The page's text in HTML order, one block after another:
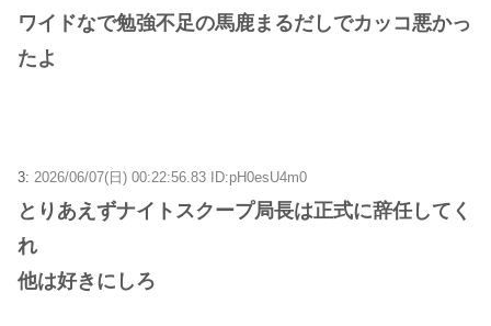
ワイドなで勉強不足の馬鹿まるだしでカッコ悪かっ
たよ
3: 2026/06/07(日) 00:22:56.83 ID:pH0esU4m0
とりあえずナイトスクープ局長は正式に辞任してく
れ
他は好きにしろ